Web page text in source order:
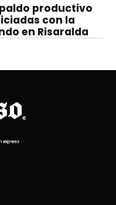
productivo
con la
en Risaralda